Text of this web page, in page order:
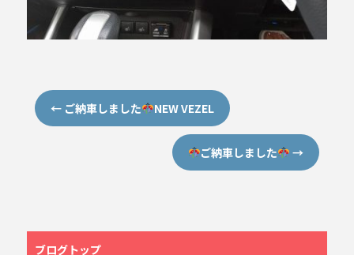
←ご納車しました NEW VEZEL
ご納車しました →
ブログトップ